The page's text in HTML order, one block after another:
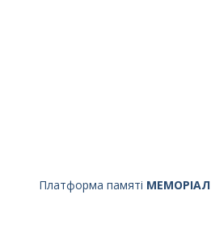
Платформа памяті МЕМОРІАЛ